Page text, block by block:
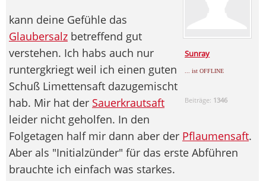
Sunray
... ist OFFLINE
Beiträge: 1346
kann deine Gefühle das
Glaubersalz betreffend gut
verstehen. Ich habs auch nur
runtergkriegt weil ich einen guten
Schuß Limettensaft dazugemischt
hab. Mir hat der Sauerkrautsaft
leider nicht geholfen. In den
Folgetagen half mir dann aber der Pflaumensaft.
Aber als "Initialzünder" für das erste Abführen
brauchte ich einfach was starkes.